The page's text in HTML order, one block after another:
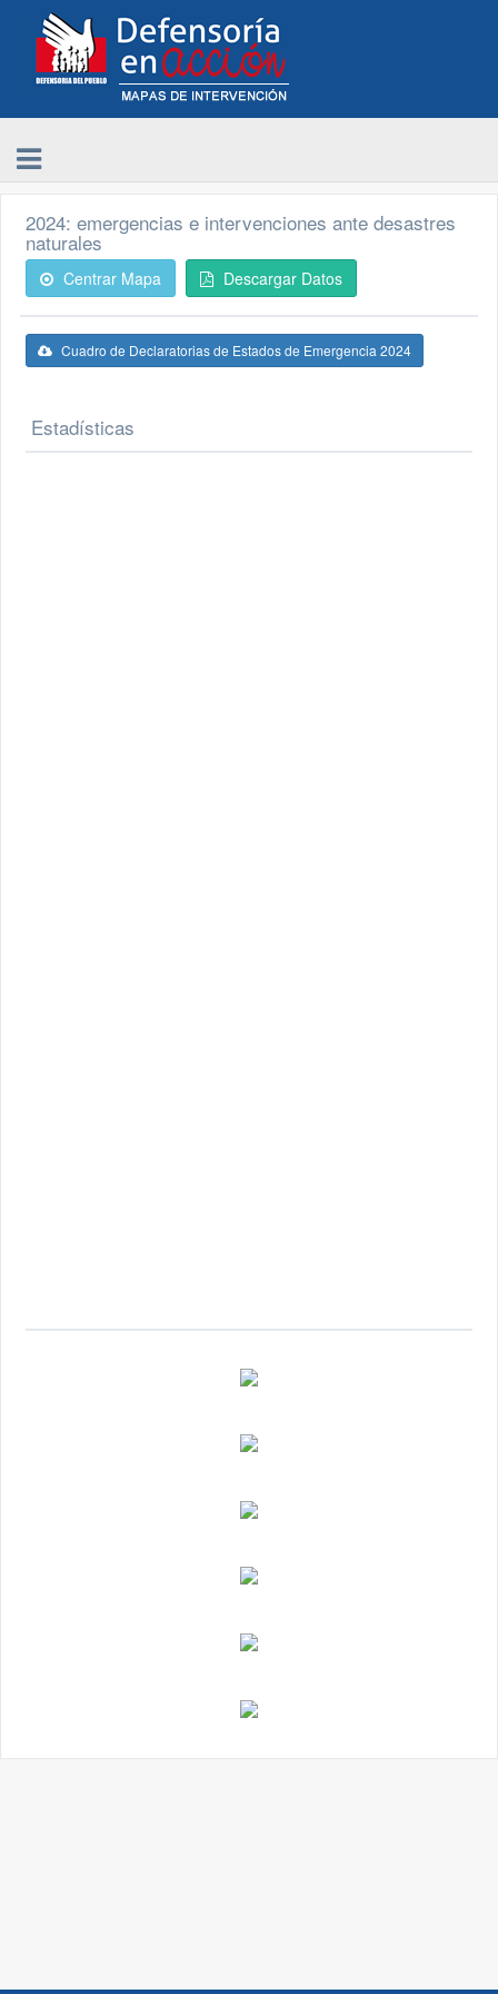
2024: emergencias e intervenciones ante desastres
naturales
Centrar Mapa Descargar Datos
Cuadro de Declaratorias de Estados de Emergencia 2024
Estadísticas